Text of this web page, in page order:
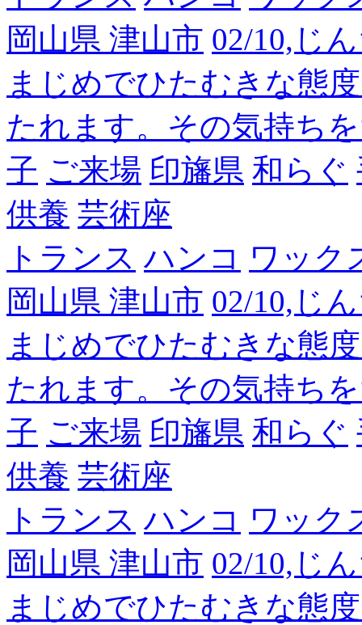
岡山県 津山市 02/10,じ
まじめでひたむきな態
たれます。その気持ち
子 ご来場 印旛県 和らぐ
供養 芸術座
トランス ハンコ ワック
岡山県 津山市 02/10,じ
まじめでひたむきな態
たれます。その気持ち
子 ご来場 印旛県 和らぐ
供養 芸術座
トランス ハンコ ワック
岡山県 津山市 02/10,じ
まじめでひたむきな態